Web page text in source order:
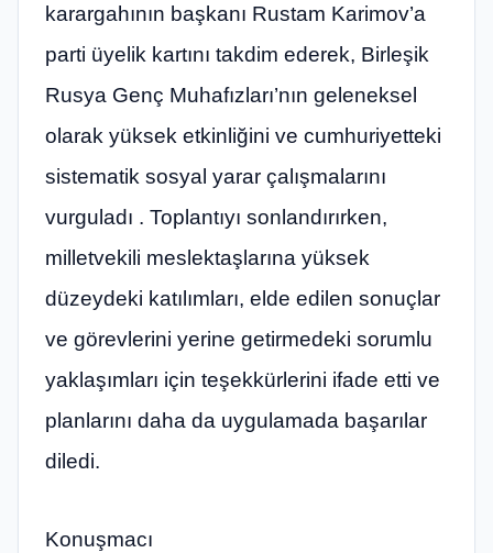
karargahının başkanı Rustam Karimov’a
parti üyelik kartını takdim ederek, Birleşik
Rusya Genç Muhafızları’nın geleneksel
olarak yüksek etkinliğini ve cumhuriyetteki
sistematik sosyal yarar çalışmalarını
vurguladı . Toplantıyı sonlandırırken,
milletvekili meslektaşlarına yüksek
düzeydeki katılımları, elde edilen sonuçlar
ve görevlerini yerine getirmedeki sorumlu
yaklaşımları için teşekkürlerini ifade etti ve
planlarını daha da uygulamada başarılar
diledi.
Konuşmacı